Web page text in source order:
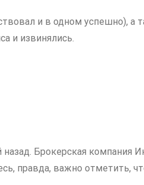
и в одном успешно), а
и извинялись.
назад. Брокерская
правда, важно отметить,